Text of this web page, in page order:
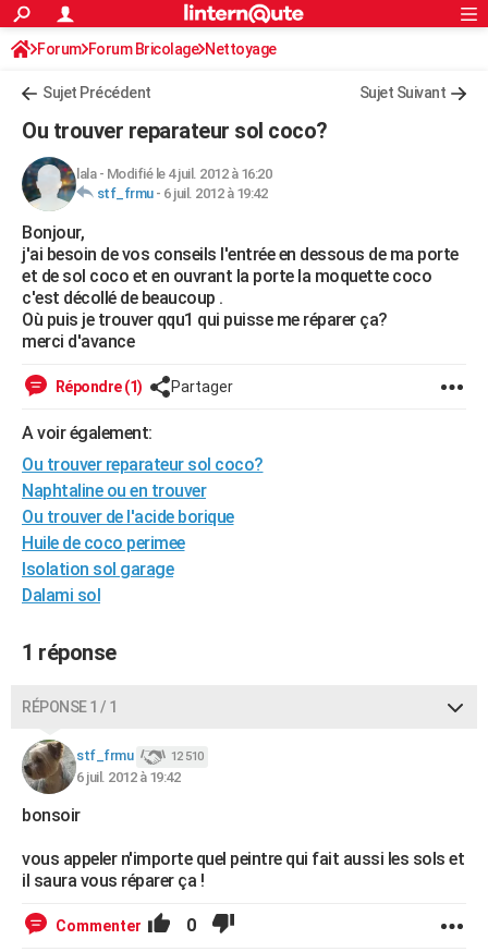
ACTUALITÉS
Politique
Société
Faits Divers
Education
Monde
Villes
+
FINANCE
Retraite
Impôts
Epargne
Immobilier
Risques naturels par ville
Banque
Assurance
Crédit
AUTO
Essais
Réserver un essai
Citadines
Berlines
SUV
Forum auto
+HIGH-TECH
Mobiles
Meilleur smartphone
Internet
Ordinateurs
Jeux vidéo
Guide high-tech
+BRICOLAGE
Forum
Aménagement intérieur
Extérieur
Cuisine
Salle de bains
Jardinage
Rangement
WEEK-END
Guides de France
Escapades
Patrimoine
Expositions
Musées
Week-end nature
LIFESTYLE
SANTE
Alimentation
Guide de la santé
Maladies
Médicaments
Sommeil
VOYAGE
Destinations
City break
Voyage nature
Voyage de noces
Forum
Climat
+PHOTO
GUIDES D'ACHAT
BONS PLANS
CARTE DE VOEUX
COPAINS D'AVANT
S'inscrire
Se connecter
Lycées
Collèges
Primaires
Universités
Entreprises
Service militaire
Avis de recherche
AVIS DE DÉCÈS
FORUM
S'inscrire
Connexion
Forum Forum Bricolage Nettoyage
Sujet Précédent Sujet Suivant
Ou trouver reparateur sol coco?
lala- Modifié le 4 juil. 2012 à 16:20
stf_frmu- 6 juil. 2012 à 19:42
Bonjour,
j'ai besoin de vos conseils l'entrée en dessous de ma porte
et de sol coco et en ouvrant la porte la moquette coco
c'est décollé de beaucoup .
Où puis je trouver qqu1 qui puisse me réparer ça?
merci d'avance
Répondre (1) Partager
A voir également:
Ou trouver reparateur sol coco?
Naphtaline ou en trouver
Ou trouver de l'acide borique
Huile de coco perimee
Isolation sol garage
Dalami sol
1 réponse
RÉPONSE 1 / 1
stf_frmu 12 510
6 juil. 2012 à 19:42
bonsoir
vous appeler n'importe quel peintre qui fait aussi les sols et
il saura vous réparer ça !
Commenter 0